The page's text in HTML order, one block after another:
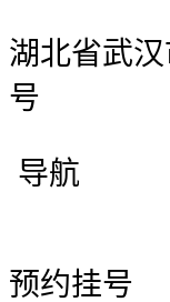
湖北省武
号
导航
预约挂号